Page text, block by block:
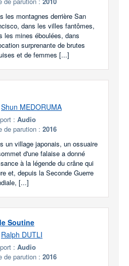
les montagnes derrière San
dans les villes fantômes,
les mines éboulées, dans
surprenante de brutes
et de femmes [...]
Shun MEDORUMA
: Audio
de parution : 2016
un village japonais, un ossuaire
d'une falaise a donné
à la légende du crâne qui
et, depuis la Seconde Guerre
[...]
Soutine
Ralph DUTLI
: Audio
de parution : 2016